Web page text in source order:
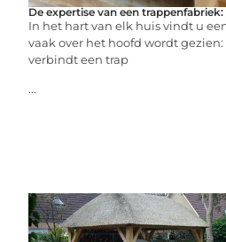
De expertise van een
In het hart van elk huis vindt u
vaak over het hoofd wordt
verbindt een trap
...